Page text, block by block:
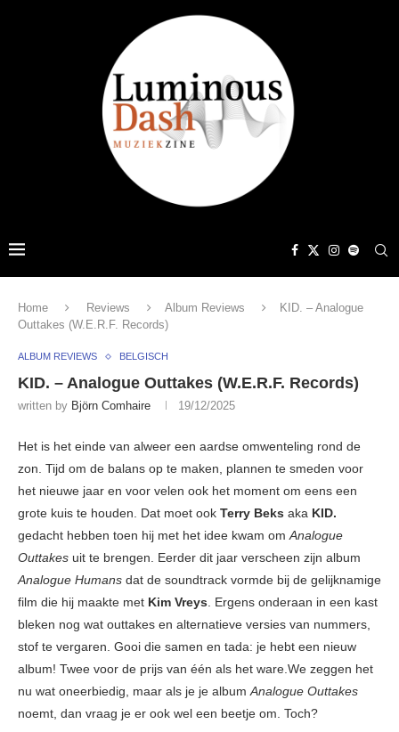
Home Reviews Album Reviews
KID. – Analogue
Outtakes (W.E.R.F. Records)
ALBUM REVIEWS BELGISCH
KID. – Analogue Outtakes (W.E.R.F. Records)
written by Björn Comhaire 19/12/2025
Het is het einde van alweer een aardse omwenteling rond de
zon. Tijd om de balans op te maken, plannen te smeden voor
het nieuwe jaar en voor velen ook het moment om eens een
grote kuis te houden. Dat moet ook Terry Beks aka KID.
gedacht hebben toen hij met het idee kwam omAnalogue
Outtakes uit te brengen. Eerder dit jaar verscheen zijn album
Analogue Humans dat de soundtrack vormde bij de gelijknamige
film die hij maakte met Kim Vreys. Ergens onderaan in een kast
bleken nog wat outtakes en alternatieve versies van nummers,
stof te vergaren. Gooi die samen en tada: je hebt een nieuw
album! Twee voor de prijs van één als het ware.We zeggen het
nu wat oneerbiedig, maar als je je albumAnalogue Outtakes
noemt, dan vraag je er ook wel een beetje om. Toch?